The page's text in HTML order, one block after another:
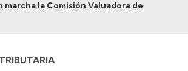
marcha la Comisión Valuadora de